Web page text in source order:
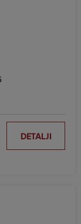
DETALJI